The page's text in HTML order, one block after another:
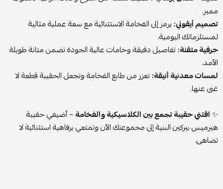
مميز.
تصميم أيقوني: يرمز إلى الفخامة الاستثنائية مع سعة عملية مثالية
لمستلزماتك اليومية.
حرفية متقنة:تفاصيل دقيقة وخامات عالية الجودة تضمن متانة طويلة
الأمد.
لمسات معدنية أنيقة:تعزز من طابع الفخامة وتجعل الحقيبة قطعة لا
غنى عنها.
✨اقتني حقيبة تجمع بين الكلاسيكية والفخامة – أضيفي حقيبة
هيرميس بيركين البنية إلى مجموعتك الآن وتمتعي برفاهية استثنائية لا
تضاهى.